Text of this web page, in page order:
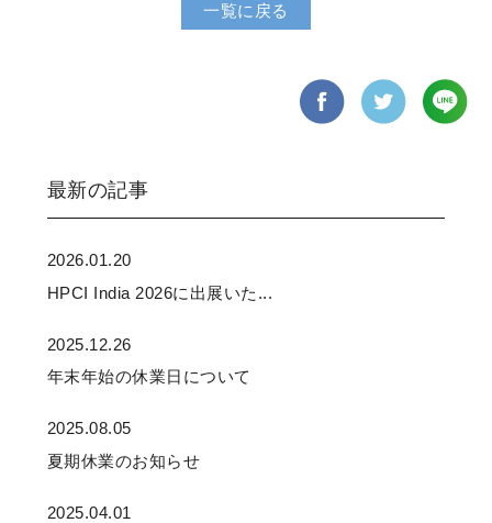
一覧に戻る
最新の記事
2026.01.20
HPCI India 2026に出展いた...
2025.12.26
年末年始の休業日について
2025.08.05
夏期休業のお知らせ
2025.04.01